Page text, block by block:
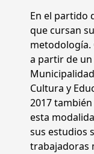
En el partido
que cursan
metodología.
a partir de
Cultura y
2017
esta
sus estudios
trabajadoras